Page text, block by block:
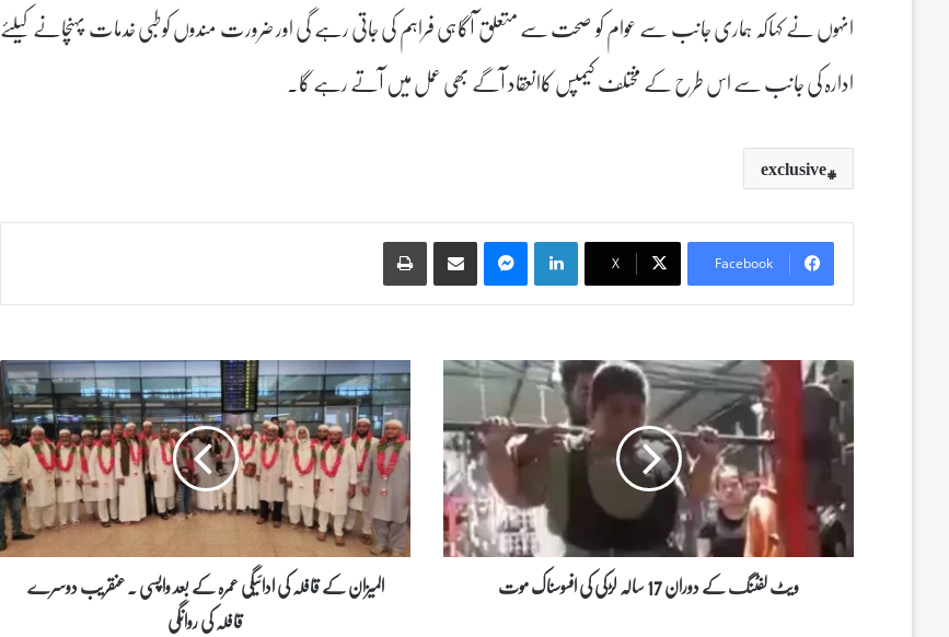
انہوں نے کہاکہ ہماری جانب سے عوام کو صحت سے متعلق آگاہی فراہم کی جاتی رہے گی اور ضرورت مندوں کوطبی خدمات پہنچانے کیلئے
ادارہ کی جانب سے اس طرح کے مختلف کیمپس کاانعقاد آگے بھی عمل میں آتے رہے گا۔
exclusive
Facebook
X
LinkedIn
Messenger
Share via Email
Print
و
ٹ
ل
ف
گ
ک
ویٹ لفٹنگ کے دوران 17 سالہ لڑکی کی افسوسناک موت
ا
ل
م
ی
ز
ا
ن
ک
ے
المیزان کے قافلہ کی ادائیگی عمرہ کے بعد واپسی ۔ عنقریب دوسرے
قافلہ کی روانگی